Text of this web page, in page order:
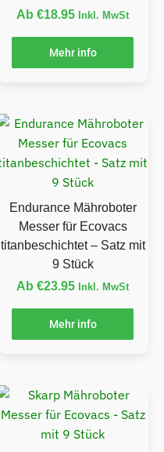
Ab €18.95 Inkl. MwSt
Mehr info
Endurance Mähroboter
Messer für Ecovacs
titanbeschichtet – Satz mit
9 Stück
Ab €23.95 Inkl. MwSt
Mehr info